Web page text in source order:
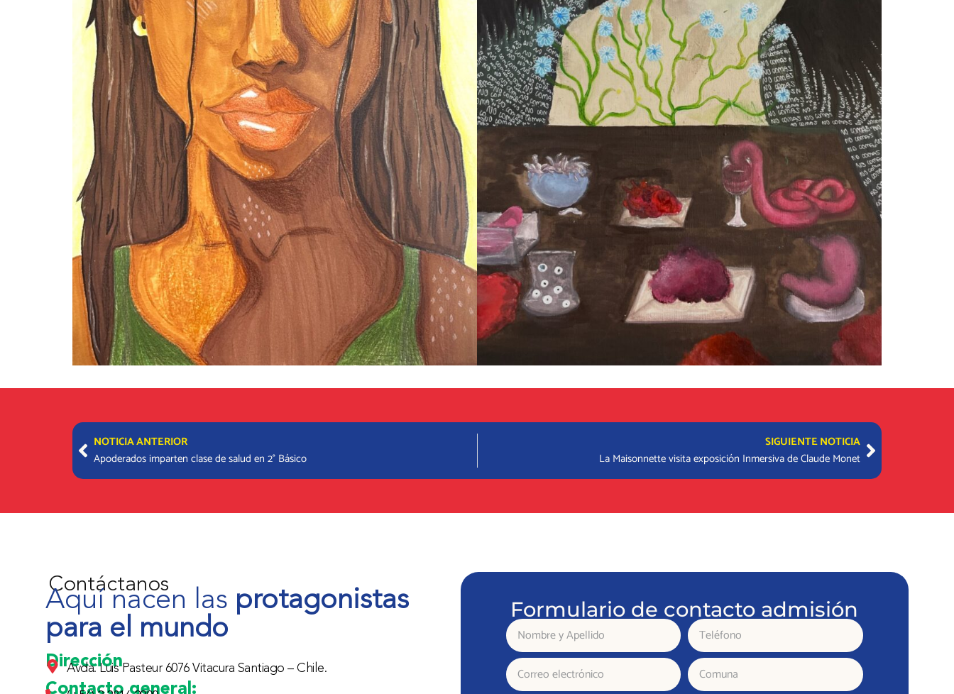
PrevNOTICIA ANTERIOR
Apoderados imparten clase de salud en 2° Básico
SIGUIENTE NOTICIA
La Maisonnette visita exposición Inmersiva de Claude Monet
Next
Contáctanos
Aquí nacen las protagonistas
para el mundo
Dirección
Avda. Luis Pasteur 6076 Vitacura Santiago – Chile.
Contacto general:
Formulario de contacto admisión
Nombre
y
Apellido
Teléfono
Correo
electrónico
Comuna